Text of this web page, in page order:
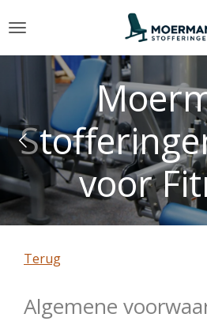
direct
naar
hoofdinhoudMoerman
voor
Terug
Algemene